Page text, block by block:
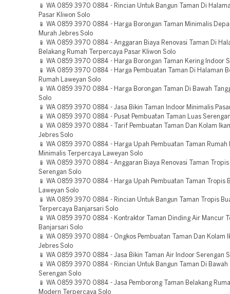
📱 WA 0859 3970 0884 - Rincian Untuk Bangun Taman Di
Pasar Kliwon Solo
📱 WA 0859 3970 0884 - Harga Borongan Taman Minimalis
Murah Jebres Solo
📱 WA 0859 3970 0884 - Anggaran Biaya Renovasi Taman Di
Belakang Rumah Terpercaya Pasar Kliwon Solo
📱 WA 0859 3970 0884 - Harga Borongan Taman Kering Indoor
📱 WA 0859 3970 0884 - Harga Pembuatan Taman Di Halaman
Rumah Laweyan Solo
📱 WA 0859 3970 0884 - Harga Borongan Taman Di Bawah
Solo
📱 WA 0859 3970 0884 - Jasa Bikin Taman Indoor Minimalis
📱 WA 0859 3970 0884 - Pusat Pembuatan Taman Luas
📱 WA 0859 3970 0884 - Tarif Pembuatan Taman Dan Kolam
Jebres Solo
📱 WA 0859 3970 0884 - Harga Upah Pembuatan Taman Rumah
Minimalis Terpercaya Laweyan Solo
📱 WA 0859 3970 0884 - Anggaran Biaya Renovasi Taman
Serengan Solo
📱 WA 0859 3970 0884 - Harga Upah Pembuatan Taman Tropis
Laweyan Solo
📱 WA 0859 3970 0884 - Rincian Untuk Bangun Taman Tropis
Terpercaya Banjarsari Solo
📱 WA 0859 3970 0884 - Kontraktor Taman Dinding Air Mancur
Banjarsari Solo
📱 WA 0859 3970 0884 - Ongkos Pembuatan Taman Dan Kolam
Jebres Solo
📱 WA 0859 3970 0884 - Jasa Bikin Taman Air Indoor Serengan
📱 WA 0859 3970 0884 - Rincian Untuk Bangun Taman Di Bawah
Serengan Solo
📱 WA 0859 3970 0884 - Jasa Pemborong Taman Belakang
Modern Terpercaya Solo